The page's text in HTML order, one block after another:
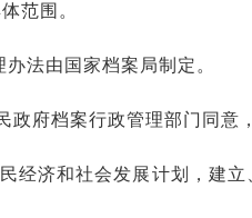
范围。
法由国家档案局制定。
府档案行政管理部门同意
济和社会发展计划，建